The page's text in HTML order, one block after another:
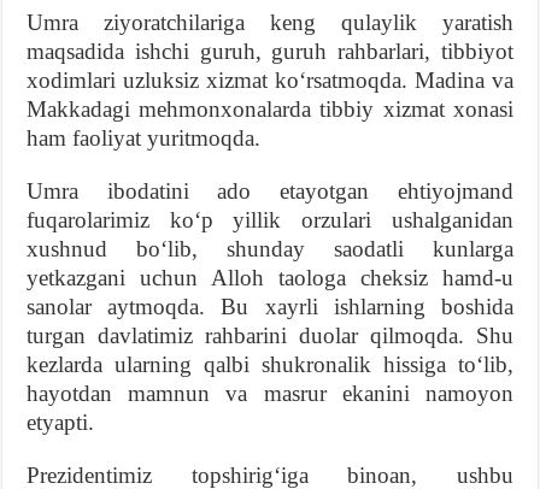
Umra ziyoratchilariga keng qulaylik yaratish
maqsadida ishchi guruh, guruh rahbarlari, tibbiyot
xodimlari uzluksiz xizmat koʻrsatmoqda. Madina va
Makkadagi mehmonxonalarda tibbiy xizmat xonasi
ham faoliyat yuritmoqda.
Umra ibodatini ado etayotgan ehtiyojmand
fuqarolarimiz koʻp yillik orzulari ushalganidan
xushnud boʻlib, shunday saodatli kunlarga
yetkazgani uchun Alloh taologa cheksiz hamd-u
sanolar aytmoqda. Bu xayrli ishlarning boshida
turgan davlatimiz rahbarini duolar qilmoqda. Shu
kezlarda ularning qalbi shukronalik hissiga toʻlib,
hayotdan mamnun va masrur ekanini namoyon
etyapti.
Prezidentimiz topshirigʻiga binoan, ushbu